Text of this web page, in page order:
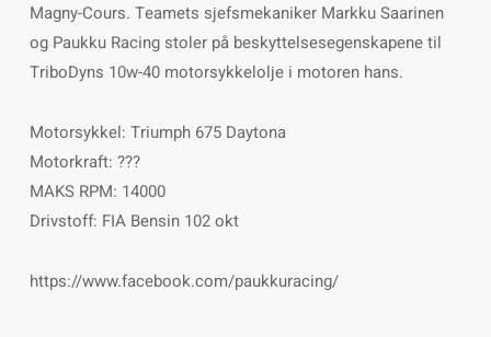
Magny-Cours. Teamets sjefsmekaniker Markku Saarinen
og Paukku Racing stoler på beskyttelsesegenskapene til
TriboDyns 10w-40 motorsykkelolje i motoren hans.
Motorsykkel: Triumph 675 Daytona
Motorkraft: ???
MAKS RPM: 14000
Drivstoff: FIA Bensin 102 okt
https://www.facebook.com/paukkuracing/